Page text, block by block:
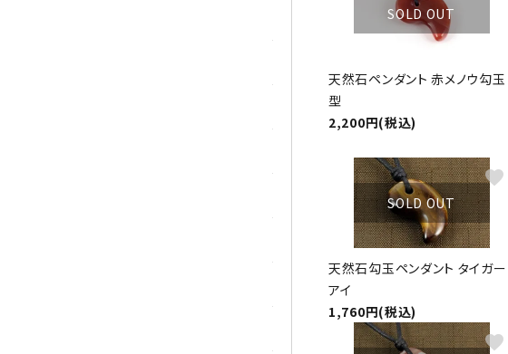
SOLD OUT
天然石ペンダント 赤メノウ勾玉
型
2,200円(税込)
SOLD OUT
天然石勾玉ペンダント タイガー
アイ
1,760円(税込)
favorite
favorite